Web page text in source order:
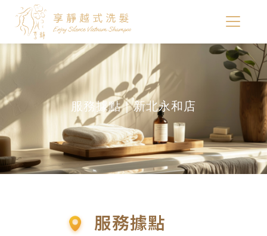
服務據點｜新北永和店
服務據點